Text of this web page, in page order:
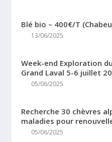
Blé bio – 400€/T
13/06/2025
Week-end Exploration
Grand Laval 5-6 juillet
05/06/2025
Recherche 30 chèvres
maladies pour
05/06/2025